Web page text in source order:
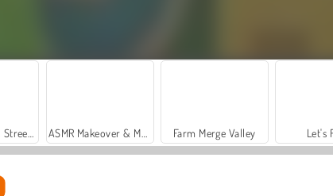
Farm Merge Valley Let's